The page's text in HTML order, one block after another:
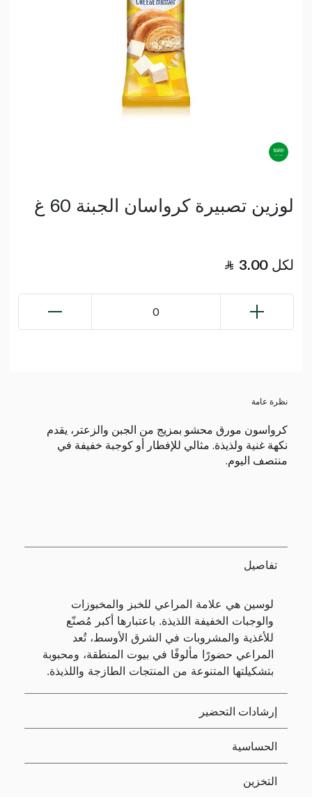
لوزين تصبيرة كرواسان الجبنة 60 غ
3.00 لكل
0
نظرة عامة
كرواسون مورق محشو بمزيج من الجبن والزعتر، يقدم
نكهة غنية ولذيذة. مثالي للإفطار أو كوجبة خفيفة في
منتصف اليوم.
تفاصيل
لوسين هي علامة المراعي للخبز والمخبوزات
والوجبات الخفيفة اللذيذة. باعتبارها أكبر مُصنّع
للأغذية والمشروبات في الشرق الأوسط، تُعد
المراعي حضورًا مألوفًا في بيوت المنطقة، ومحبوبة
بتشكيلتها المتنوعة من المنتجات الطازجة واللذيذة.
إرشادات التحضير
الحساسية
التخزين